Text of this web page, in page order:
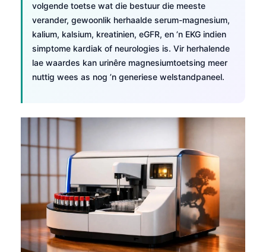
volgende toetse wat die bestuur die meeste
verander, gewoonlik herhaalde serum-magnesium,
kalium, kalsium, kreatinien, eGFR, en ’n EKG indien
simptome kardiak of neurologies is. Vir herhalende
lae waardes kan urinêre magnesiumtoetsing meer
nuttig wees as nog ’n generiese welstandpaneel.